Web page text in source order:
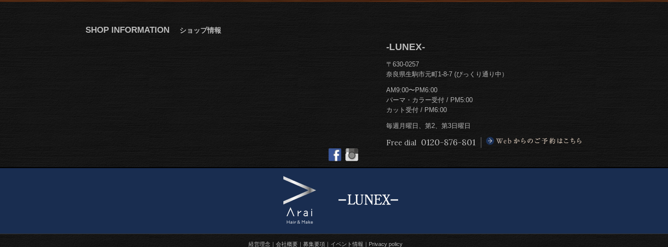
SHOP INFORMATION ショップ情報
-LUNEX-
〒630-0257
奈良県生駒市元町1-8-7 (ぴっくり通り中）
AM9:00〜PM6:00
パーマ・カラー受付 / PM5:00
カット受付 / PM6:00
毎週月曜日、第2、第3日曜日
Free dial 0120-876-801
経営理念 会社概要 募集要項 イベント情報 Privacy policy